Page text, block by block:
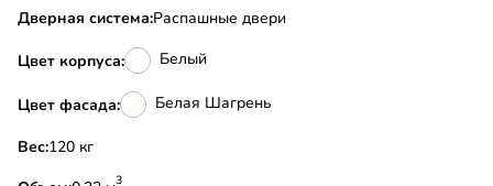
Дверная система:Распашные двери
Цвет корпуса: Белый
Цвет фасада: Белая Шагрень
Вес:
120 кг
3